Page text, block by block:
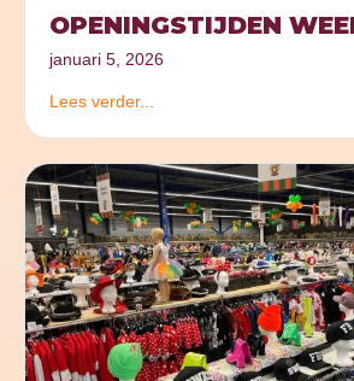
OPENINGSTIJDEN
januari 5, 2026
Lees verder...